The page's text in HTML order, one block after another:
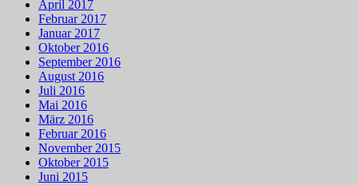
April 2017
Februar 2017
Januar 2017
Oktober 2016
September 2016
August 2016
Juli 2016
Mai 2016
März 2016
Februar 2016
November 2015
Oktober 2015
Juni 2015